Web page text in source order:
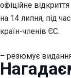
офіційне
на 14 липня, під
країн-членів ЄС.
– резюмує